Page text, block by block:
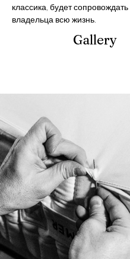
классика, будет сопровождать
владельца всю жизнь.
Gallery